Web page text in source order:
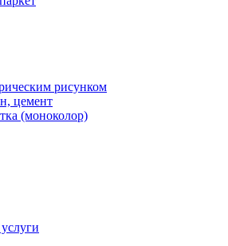
рисунком
цемент
(моноколор)